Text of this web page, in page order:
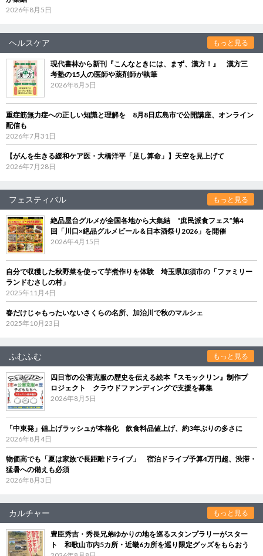
2026年8月5日
ヘルスケア もっと見る
現代書林から新刊『こんなときには、まず、漢方！』 漢方三
考塾の15人の医師や薬剤師が執筆
2026年8月5日
重症筋無力症への正しい知識と理解を 8月8日広島市で公開講座、オンライン
配信も
2026年7月31日
【がんを生きる緩和ケア医・大橋洋平「足し算命」】天空を見上げて
2026年7月28日
フェスティバル もっと見る
絶品屋台グルメが全国各地から大集結 “庶民派食フェス”第4
回「川口×絶品グルメビール＆日本酒祭り2026」を開催
2026年4月15日
自分で収穫した秋野菜を使って芋煮作りを体験 埼玉県加須市の「ファミリー
ランドむさしの村」
2025年11月4日
春だけじゃもったいないさくらの名所、加治川で秋のマルシェ
2025年10月23日
ふむふむ もっと見る
四日市の公害克服の歴史を伝える絵本『スモックリン』制作プ
ロジェクト クラウドファンディングで支援を募集
2026年8月5日
「中東発」値上げラッシュが本格化 飲食料品値上げ、約3年ぶりの多さに
2026年8月4日
物価高でも「夏は家族で長距離ドライブ」 宿泊ドライブ予算4万円超、渋滞・
猛暑への備えも必須
2026年8月3日
カルチャー もっと見る
豊臣秀吉・秀長兄弟ゆかりの地を巡るスタンプラリーがスター
ト 和歌山市内5カ所・近畿6カ所を巡り限定グッズをもらおう